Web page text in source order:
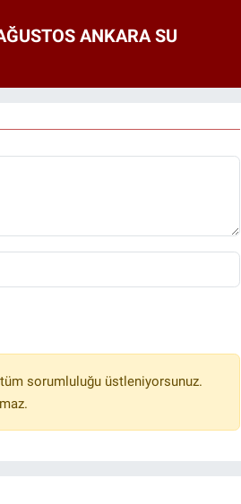
ANKARA SU
sorumluluğu üstleniyorsunuz.